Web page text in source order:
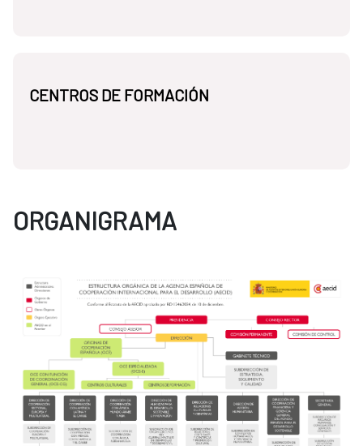
CENTROS DE FORMACIÓN
ORGANIGRAMA